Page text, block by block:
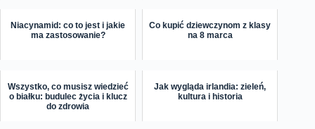
Niacynamid: co to jest i jakie
ma zastosowanie?
Co kupić dziewczynom z klasy
na 8 marca
Wszystko, co musisz wiedzieć
o białku: budulec życia i klucz
do zdrowia
Jak wygląda irlandia: zieleń,
kultura i historia